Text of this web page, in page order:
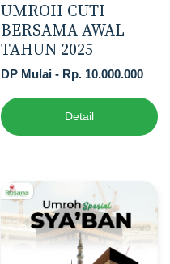
UMROH CUTI
BERSAMA AWAL
TAHUN 2025
DP Mulai - Rp. 10.000.000
Detail